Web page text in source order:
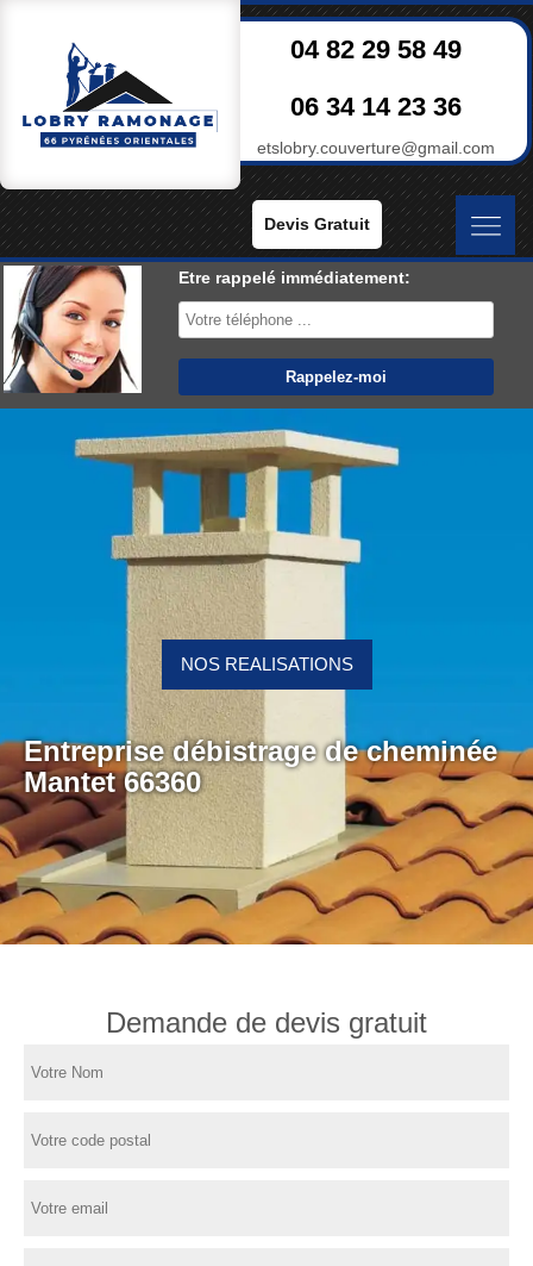
04 82 29 58 49
06 34 14 23 36
etslobry.couverture@gmail.com
Devis Gratuit
Etre rappelé immédiatement:
Entreprise débistrage de cheminée
Mantet 66360
NOS REALISATIONS
Demande de devis gratuit